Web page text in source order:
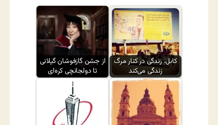
از جشن گازفوشان گیلانی
تا دولجانچی کره‌ای
کابل، زندگی در کنار مرگ
زندگی می‌کند